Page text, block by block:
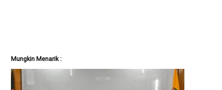
Mungkin Menarik :